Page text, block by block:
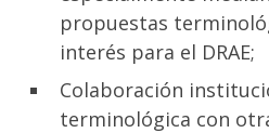
propuestas
interés para el DRAE;
Colaboración
terminológica con